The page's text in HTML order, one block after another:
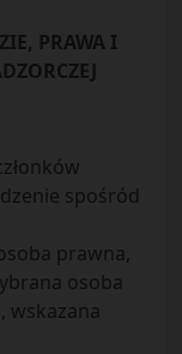
PRAWA I
spośród
prawna,
osoba
wskazana